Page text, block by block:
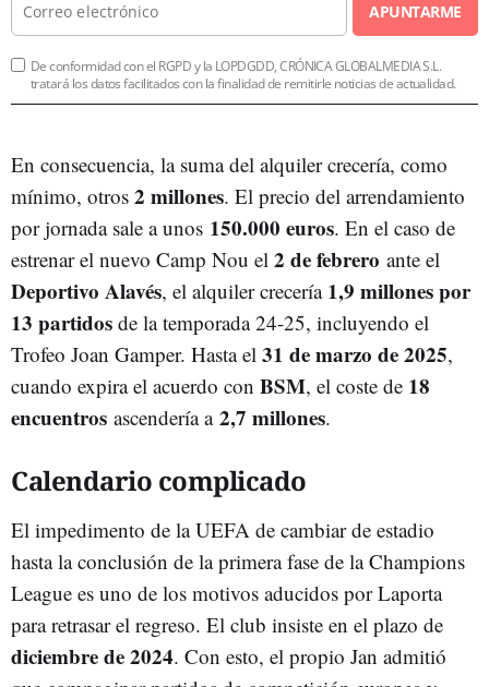
APUNTARME
De conformidad con el RGPD y la LOPDGDD, CRÓNICA GLOBALMEDIA S.L.
tratará los datos facilitados con la finalidad de remitirle noticias de actualidad.
En consecuencia, la suma del alquiler crecería, como
mínimo, otros 2 millones. El precio del arrendamiento
por jornada sale a unos 150.000 euros. En el caso de
estrenar el nuevo Camp Nou el 2 de febrero ante el
Deportivo Alavés, el alquiler crecería 1,9 millones por
13 partidos de la temporada 24-25, incluyendo el
Trofeo Joan Gamper. Hasta el 31 de marzo de 2025,
cuando expira el acuerdo con BSM, el coste de 18
encuentros ascendería a 2,7 millones.
Calendario complicado
El impedimento de la UEFA de cambiar de estadio
hasta la conclusión de la primera fase de la Champions
League es uno de los motivos aducidos por Laporta
para retrasar el regreso. El club insiste en el plazo de
diciembre de 2024. Con esto, el propio Jan admitió